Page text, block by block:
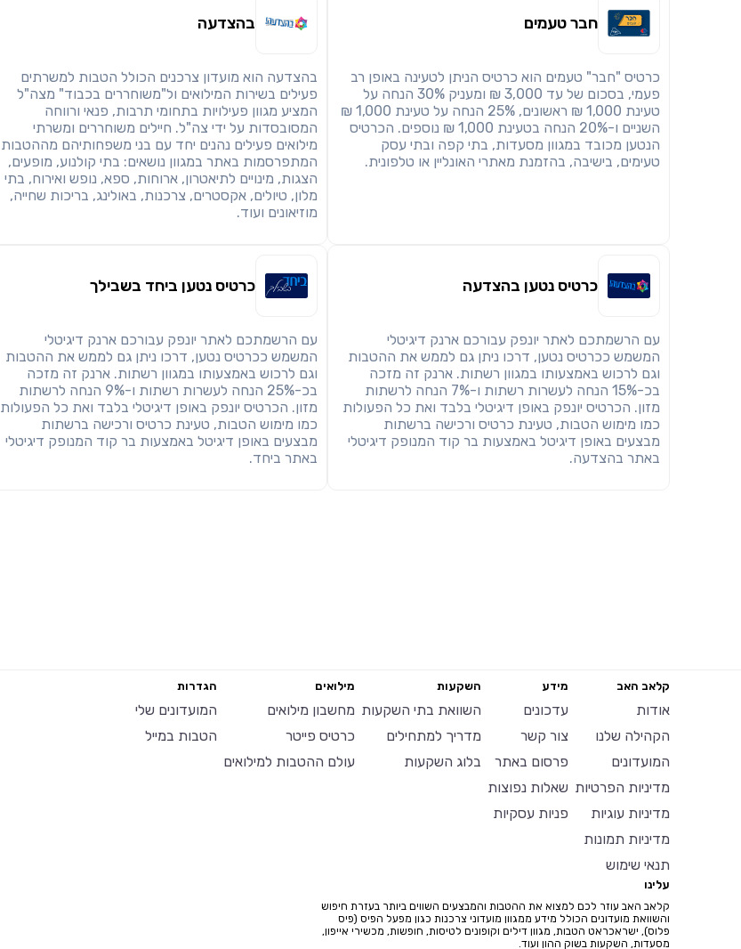
חבר טעמים
כרטיס "חבר" טעמים הוא כרטיס הניתן לטעינה באופן רב
פעמי, בסכום של עד 3,000 ₪ ומעניק 30% הנחה על
טעינת 1,000 ₪ ראשונים, 25% הנחה על טעינת 1,000 ₪
השניים ו-20% הנחה בטעינת 1,000 ₪ נוספים. הכרטיס
הנטען מכובד במגוון מסעדות, בתי קפה ובתי עסק
טעימים, בישיבה, בהזמנת מאתרי האונליין או טלפונית.
בהצדעה
בהצדעה הוא מועדון צרכנים הכולל הטבות למשרתים
פעילים בשירות המילואים ול"משוחררים בכבוד" מצה"ל
המציע מגוון פעילויות בתחומי תרבות, פנאי ורווחה
המסובסדות על ידי צה"ל. חיילים משוחררים ומשרתי
מילואים פעילים נהנים יחד עם בני משפחותיהם מההטבות
המתפרסמות באתר במגוון נושאים: בתי קולנוע, מופעים,
הצגות, מינויים לתיאטרון, ארוחות, ספא, נופש ואירוח, בתי
מלון, טיולים, אקסטרים, צרכנות, באולינג, בריכות שחייה,
מוזיאונים ועוד.
כרטיס נטען בהצדעה
עם הרשמתכם לאתר יונפק עבורכם ארנק דיגיטלי
המשמש ככרטיס נטען, דרכו ניתן גם לממש את ההטבות
וגם לרכוש באמצעותו במגוון רשתות. ארנק זה מזכה
בכ-15% הנחה לעשרות רשתות ו-7% הנחה לרשתות
מזון. הכרטיס יונפק באופן דיגיטלי בלבד ואת כל הפעולות
כמו מימוש הטבות, טעינת כרטיס ורכישה ברשתות
מבצעים באופן דיגיטל באמצעות בר קוד המנופק דיגיטלי
באתר בהצדעה.
כרטיס נטען ביחד בשבילך
עם הרשמתכם לאתר יונפק עבורכם ארנק דיגיטלי
המשמש ככרטיס נטען, דרכו ניתן גם לממש את ההטבות
וגם לרכוש באמצעותו במגוון רשתות. ארנק זה מזכה
בכ-25% הנחה לעשרות רשתות ו-9% הנחה לרשתות
מזון. הכרטיס יונפק באופן דיגיטלי בלבד ואת כל הפעולות
כמו מימוש הטבות, טעינת כרטיס ורכישה ברשתות
מבצעים באופן דיגיטל באמצעות בר קוד המנופק דיגיטלי
באתר ביחד.
קלאב האב
אודות
הקהילה שלנו
המועדונים
מדיניות הפרטיות
מדיניות עוגיות
מדיניות תמונות
תנאי שימוש
מידע
עדכונים
צור קשר
פרסום באתר
שאלות נפוצות
פניות עסקיות
השקעות
השוואת בתי השקעות
מדריך למתחילים
בלוג השקעות
מילואים
מחשבון מילואים
כרטיס פייטר
עולם ההטבות למילואים
הגדרות
המועדונים שלי
הטבות במייל
עלינו
קלאב האב עוזר לכם למצוא את ההטבות והמבצעים השווים ביותר בעזרת חיפוש
והשוואת מועדונים הכולל מידע ממגוון מועדוני צרכנות כגון מפעל הפיס (פיס
פלוס), ישראכראט הטבות, מגוון דילים וקופונים לטיסות, חופשות, מכשירי אייפון,
מסעדות, השקעות בשוק ההון ועוד.